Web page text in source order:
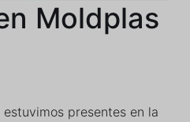
Moldplas
presentes en la